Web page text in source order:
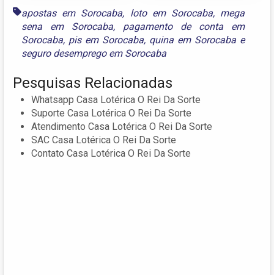
apostas em Sorocaba, loto em Sorocaba, mega
sena em Sorocaba, pagamento de conta em
Sorocaba, pis em Sorocaba, quina em Sorocaba e
seguro desemprego em Sorocaba
Pesquisas Relacionadas
Whatsapp Casa Lotérica O Rei Da Sorte
Suporte Casa Lotérica O Rei Da Sorte
Atendimento Casa Lotérica O Rei Da Sorte
SAC Casa Lotérica O Rei Da Sorte
Contato Casa Lotérica O Rei Da Sorte